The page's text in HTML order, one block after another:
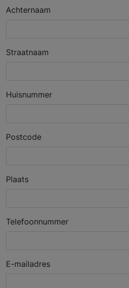
Achternaam
Straatnaam
Huisnummer
Postcode
Plaats
Telefoonnummer
E-mailadres